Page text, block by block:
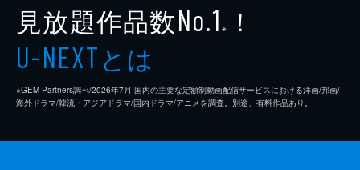
見放題作品数No.1 ※ ！
U-NEXTとは
※GEM Partners調べ/2026年7⽉ 国内の主要な定額制動画配信サービスにおける洋画/邦画/
海外ドラマ/韓流・アジアドラマ/国内ドラマ/アニメを調査。別途、有料作品あり。